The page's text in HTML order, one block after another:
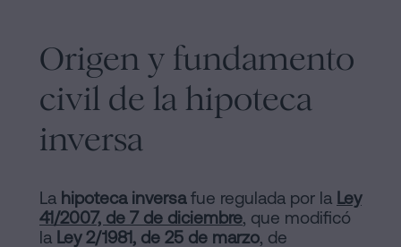
Origen y fundamento
civil de la hipoteca
inversa
La hipoteca inversafue regulada por la Ley
41/2007, de 7 de diciembre, que modificó
la Ley 2/1981, de 25 de marzo, de